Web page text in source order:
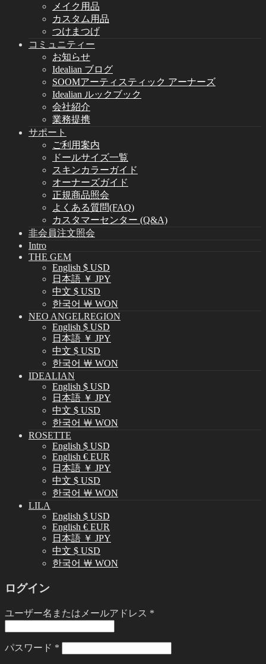
メイク用品
カスタム用品
つけまつげ
コミュニティー
お知らせ
Idealian ブログ
SOOMアーティスティック アーナーズ
Idealian ルックブック
会社紹介
業務提携
サポート
ご利用案内
ドールサイズ一覧
スキンカラーガイド
オーナーズガイド
正規商品照会
よくある質問(FAQ)
カスタマーセンター (Q&A)
非会員注文照会
Intro
THE GEM
English $ USD
日本語 ￥ JPY
中文 $ USD
한국어 ￦ WON
NEO ANGELREGION
English $ USD
日本語 ￥ JPY
中文 $ USD
한국어 ￦ WON
IDEALIAN
English $ USD
日本語 ￥ JPY
中文 $ USD
한국어 ￦ WON
ROSETTE
English $ USD
English € EUR
日本語 ￥ JPY
中文 $ USD
한국어 ￦ WON
LILA
English $ USD
English € EUR
日本語 ￥ JPY
中文 $ USD
한국어 ￦ WON
ログイン
ユーザー名またはメールアドレス *
パスワード *